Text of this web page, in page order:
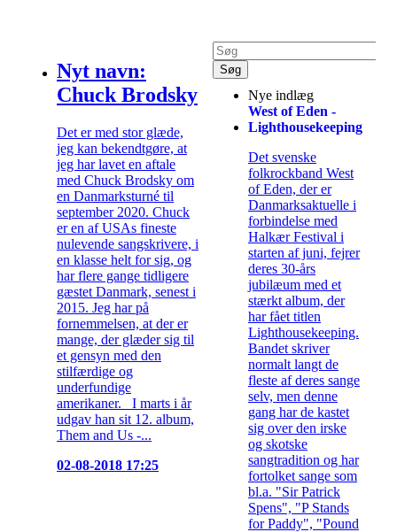
Nyt navn:
Chuck Brodsky
Det er med stor glæde,
jeg kan bekendtgøre, at
jeg har lavet en aftale
med Chuck Brodsky om
en Danmarksturné til
september 2020. Chuck
er en af USAs fineste
nulevende sangskrivere, i
en klasse helt for sig, og
har flere gange tidligere
gæstet Danmark, senest i
2015. Jeg har på
fornemmelsen, at der er
mange, der glæder sig til
et gensyn med den
stilfærdige og
underfundige
amerikaner. I marts i år
udgav han sit 12. album,
Them and Us -...
02-08-2018 17:25
Nye indlæg
West of Eden -
Lighthousekeeping
Det svenske
folkrockband West
of Eden, der er
Danmarksaktuelle i
forbindelse med
Halkær Festival i
starten af juni, fejrer
deres 30-års
jubilæum med et
stærkt album, der
har fået titlen
Lighthousekeeping.
Bandet skriver
normalt langt de
fleste af deres sange
selv, men denne
gang har de kastet
sig over den irske
og skotske
sangtradition og har
fortolket sange som
bl.a. "Sir Patrick
Spens", "P Stands
for Paddy", "Pound